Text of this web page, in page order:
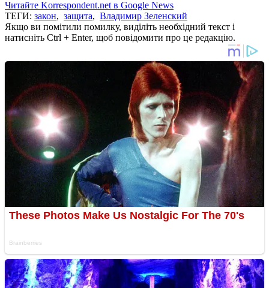
Читайте Korrespondent.net в Google News
ТЕГИ: закон, защита, Владимир Зеленский
Якщо ви помітили помилку, виділіть необхідний текст і
натисніть Ctrl + Enter, щоб повідомити про це редакцію.